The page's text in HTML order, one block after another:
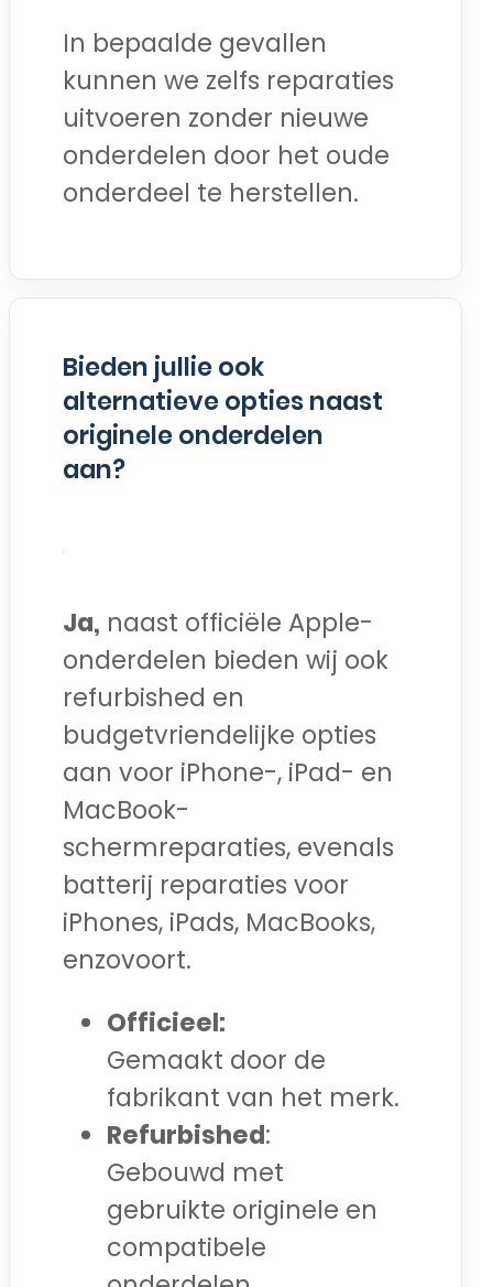
In bepaalde gevallen
kunnen we zelfs reparaties
uitvoeren zonder nieuwe
onderdelen door het oude
onderdeel te herstellen.
Bieden jullie ook
alternatieve opties naast
originele onderdelen
aan?
Ja, naast officiële Apple-
onderdelen bieden wij ook
refurbished en
budgetvriendelijke opties
aan voor iPhone-, iPad- en
MacBook-
schermreparaties, evenals
batterij reparaties voor
iPhones, iPads, MacBooks,
enzovoort.
Officieel:
Gemaakt door de
fabrikant van het merk.
Refurbished:
Gebouwd met
gebruikte originele en
compatibele